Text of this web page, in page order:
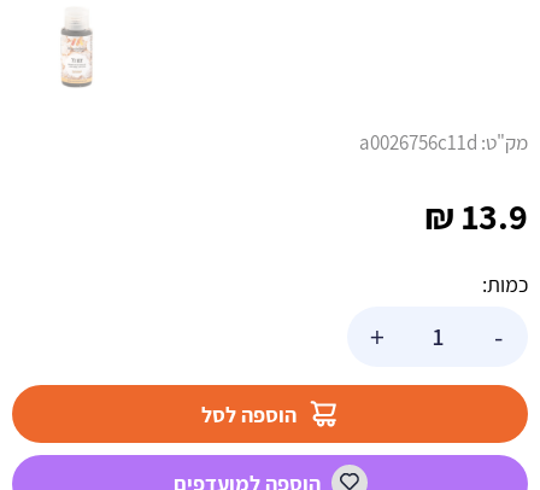
13.9
₪
כמות:
-
גוף
+
הוספה לסל
הוספה למועדפים
מק"ט: a0026756c11d